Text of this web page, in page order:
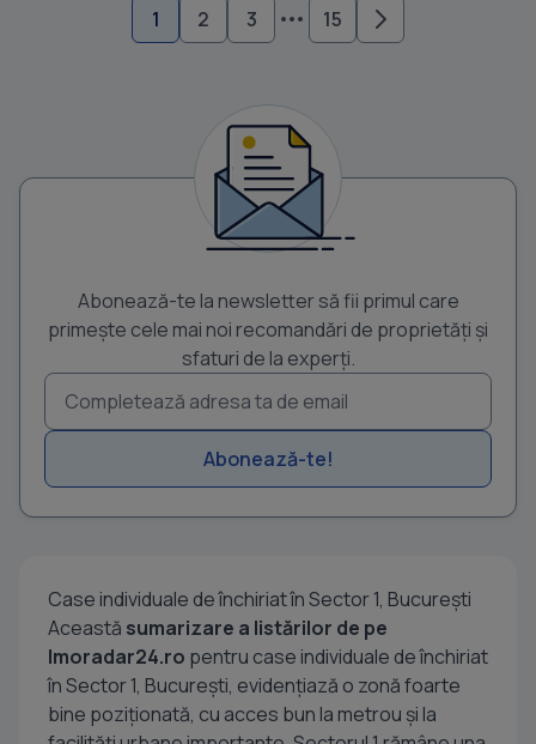
1 2 3 15
Abonează-te la newsletter să fii primul care
primește cele mai noi recomandări de proprietăți și
sfaturi de la experți.
Abonează-te!
Case individuale de închiriat în Sector 1, București
Această sumarizare a listărilor de pe
Imoradar24.ro pentru case individuale de închiriat
în Sector 1, București, evidențiază o zonă foarte
bine poziționată, cu acces bun la metrou și la